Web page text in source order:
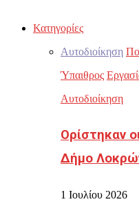
Κατηγορίες
Αυτοδιοίκηση
Ύπαιθρος
Αυτοδιοίκηση
Ορίστηκαν
Δήμο
1 Ιουλίου 2026